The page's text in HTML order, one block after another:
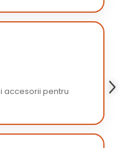
accesorii pentru